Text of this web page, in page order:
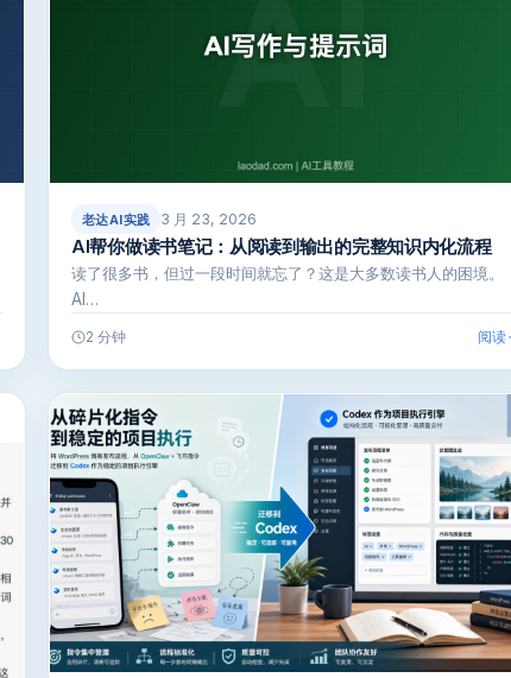
老达AI实践 3 月 23, 2026
AI帮你做读书笔记：从阅读到输出的完整知识内化流程
读了很多书，但过一段时间就忘了？这是大多数读书人的困境。
AI…
2 分钟 阅读